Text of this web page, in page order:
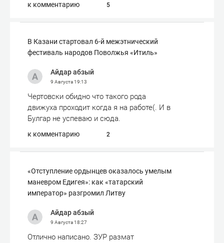
к комментарию 5
В Казани стартовал 6-й межэтнический
фестиваль народов Поволжья «Итиль»
Айдар абзый
9 Августа19:13
Чертовски обидно что такого рода
движуха проходит когда я на работе(. И в
Булгар не успеваю и сюда.
к комментарию 2
«Отступле­ние ордынцев оказалось умелым
маневром Едигея»: как «татарский
император» разгромил Литву
Айдар абзый
9 Августа18:27
Отлично написано. ЗУР размат